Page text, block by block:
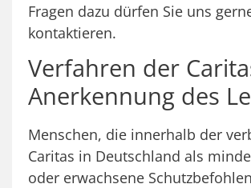
Fragen dazu dürfen Sie uns
kontaktieren.
Verfahren der
Anerkennung des
Menschen, die innerhalb der
Caritas in Deutschland als
oder erwachsene